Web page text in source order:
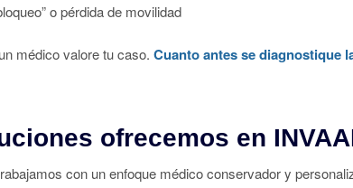
o pérdida de movilidad
médico valore tu caso. Cuanto antes se diagnostique
ofrecemos en
con un enfoque médico conservador y